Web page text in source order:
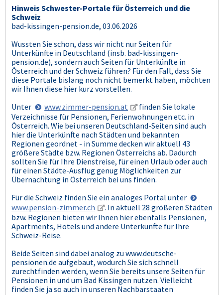
Hinweis Schwester-Portale für Österreich und die
Schweiz
bad-kissingen-pension.de, 03.06.2026
Wussten Sie schon, dass wir nicht nur Seiten für
Unterkünfte in Deutschland (insb. bad-kissingen-
pension.de), sondern auch Seiten für Unterkünfte in
Österreich und der Schweiz führen? Für den Fall, dass Sie
diese Portale bislang noch nicht bemerkt haben, möchten
wir Ihnen diese hier kurz vorstellen.
Unter
www.zimmer-pension.at
finden Sie lokale
Verzeichnisse für Pensionen, Ferienwohnungen etc. in
Österreich. Wie bei unseren Deutschland-Seiten sind auch
hier die Unterkünfte nach Städten und bekannten
Regionen geordnet - in Summe decken wir aktuell 43
größere Städte bzw. Regionen Österreichs ab. Dadurch
sollten Sie für Ihre Dienstreise, für einen Urlaub oder auch
für einen Städte-Ausflug genug Möglichkeiten zur
Übernachtung in Österreich bei uns finden.
Für die Schweiz finden Sie ein analoges Portal unter
www.pension-zimmer.ch
. In aktuell 28 größeren Städten
bzw. Regionen bieten wir Ihnen hier ebenfalls Pensionen,
Apartments, Hotels und andere Unterkünfte für Ihre
Schweiz-Reise.
Beide Seiten sind dabei analog zu www.deutsche-
pensionen.de aufgebaut, wodurch Sie sich schnell
zurechtfinden werden, wenn Sie bereits unsere Seiten für
Pensionen in und um Bad Kissingen nutzen. Vielleicht
finden Sie ja so auch in unseren Nachbarstaaten